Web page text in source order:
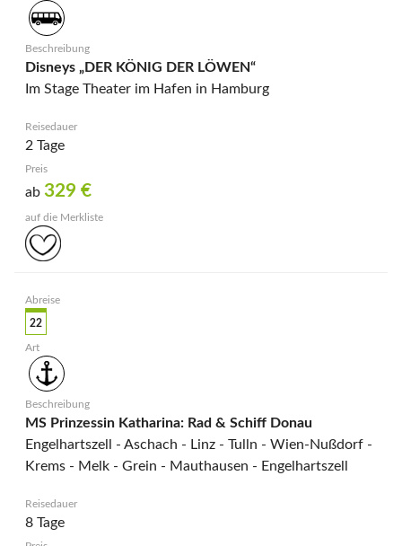
Disneys „DER KÖNIG DER LÖWEN“
Im Stage Theater im Hafen in Hamburg
2 Tage
ab 329 €
22
MS Prinzessin Katharina: Rad & Schiff Donau
Engelhartszell - Aschach - Linz - Tulln - Wien-Nußdorf -
Krems - Melk - Grein - Mauthausen - Engelhartszell
8 Tage